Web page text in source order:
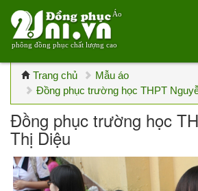
Áo
phông đồng phục chất lượng cao
Trang chủ
Mẫu áo
Đồng phục trường học THPT
Đồng phục trường học
Thị Diệu